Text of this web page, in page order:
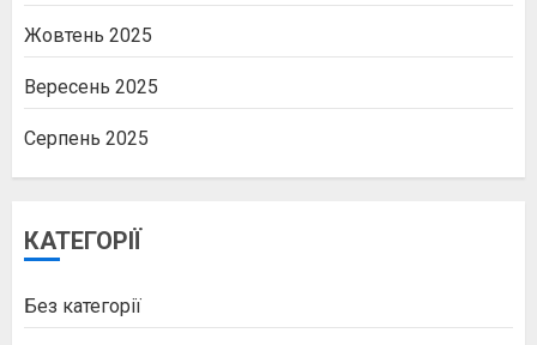
Жовтень 2025
Вересень 2025
Серпень 2025
КАТЕГОРІЇ
Без категорії